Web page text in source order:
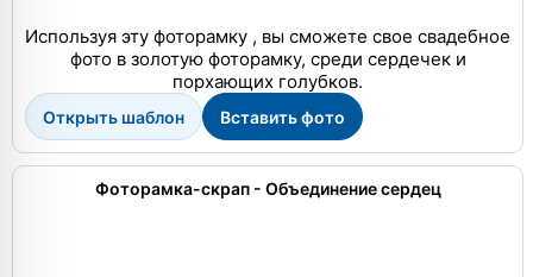
Используя эту фоторамку , вы сможете свое свадебное
фото в золотую фоторамку, среди сердечек и
порхающих голубков.
Открыть шаблон Вставить фото
Фоторамка-скрап - Объединение сердец